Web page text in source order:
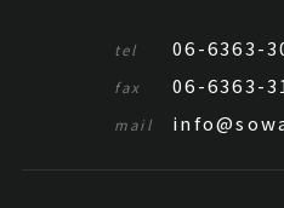
tel 06-6363-
fax 06-6363-
mail